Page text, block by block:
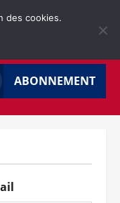
ABONNEMENT
des cookies.